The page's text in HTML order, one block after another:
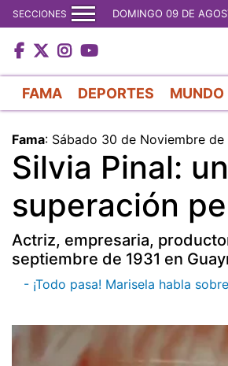
SECCIONES DOMINGO 09 DE
FAMA DEPORTES MUNDO
Fama: Sábado 30 de Noviembre
Silvia Pinal:
superación
Actriz, empresaria,
septiembre de 1931 en
- ¡Todo pasa! Marisela habla